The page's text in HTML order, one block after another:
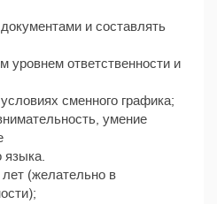
и составлять
уровнем ответственности и
сменного графика;
умение
языка.
(желательно в